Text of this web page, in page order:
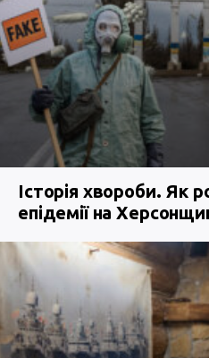
Історія хвороби. Як
епідемії на